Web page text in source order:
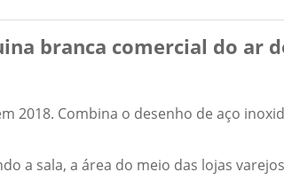
branca comercial do ar
2018. Combina o desenho de aço
a sala, a área do meio das lojas